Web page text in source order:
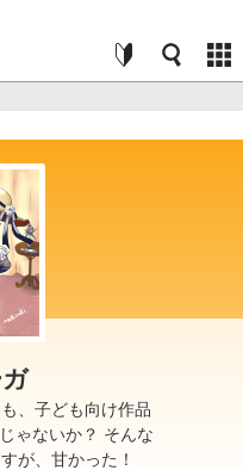
、子ども向け作品
ゃないか？ そんな
すが、甘かった！